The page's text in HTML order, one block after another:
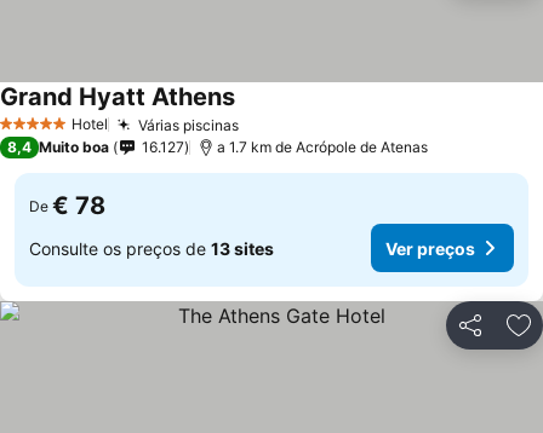
5 Estrelas Hotel Várias piscinas
Grand Hyatt Athens
8,4 Muito boa 16.127 a 1.7 km de Acrópole de Atenas
De € 78
Consulte os preços de 13 sites Ver preços
Partilhar